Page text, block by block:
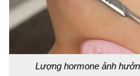
Lượng hormone ảnh